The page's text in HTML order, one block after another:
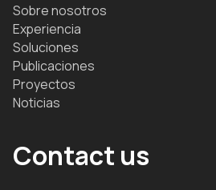
Sobre nosotros
Experiencia
Soluciones
Publicaciones
Proyectos
Noticias
Contact us